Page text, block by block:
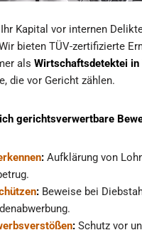
Kapital vor internen
bieten TÜV-zertifizierte
als Wirtschaftsdetektei in
die vor Gericht zählen.
gerichtsverwertbare
: Aufklärung von
: Beweise bei
: Schutz vor